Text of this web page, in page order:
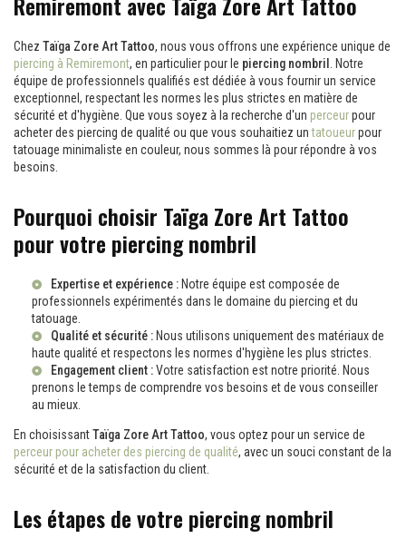
Chez Taïga Zore Art Tattoo, nous vous offrons une expérience unique de
piercing à Remiremont, en particulier pour le piercing nombril
. Notre
équipe de professionnels qualifiés est dédiée à vous fournir un service
exceptionnel, respectant les normes les plus strictes en matière de
sécurité et d'hygiène. Que vous soyez à la recherche d'un perceurpour
acheter des piercing de qualité ou que vous souhaitiez untatoueurpour
tatouage minimaliste en couleur, nous sommes là pour répondre à vos
besoins.
Pourquoi choisir Taïga Zore Art Tattoo
pour votre piercing nombril
Expertise et expérience : Notre équipe est composée de
professionnels expérimentés dans le domaine du piercing et du
tatouage.
Qualité et sécurité : Nous utilisons uniquement des matériaux de
haute qualité et respectons les normes d'hygiène les plus strictes.
Engagement client :Votre satisfaction est notre priorité. Nous
prenons le temps de comprendre vos besoins et de vous conseiller
au mieux.
En choisissantTaïga Zore Art Tattoo, vous optez pour un service de
perceur pour acheter des piercing de qualité, avec un souci constant de la
sécurité et de la satisfaction du client.
Les étapes de votre piercing nombril